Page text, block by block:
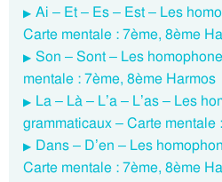
Ai – Et – Es – Est – Les
Carte mentale : 7ème, 8ème
Son – Sont – Les
mentale : 7ème, 8ème Harmos
La – Là – L’a – L’as – Les
grammaticaux – Carte mentale
Dans – D’en – Les
Carte mentale : 7ème, 8ème